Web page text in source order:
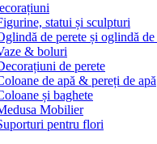
statui și sculpturi
de perete și oglindă de
& boluri
de perete
de apă & pereți de apă
și baghete
Mobilier
pentru flori